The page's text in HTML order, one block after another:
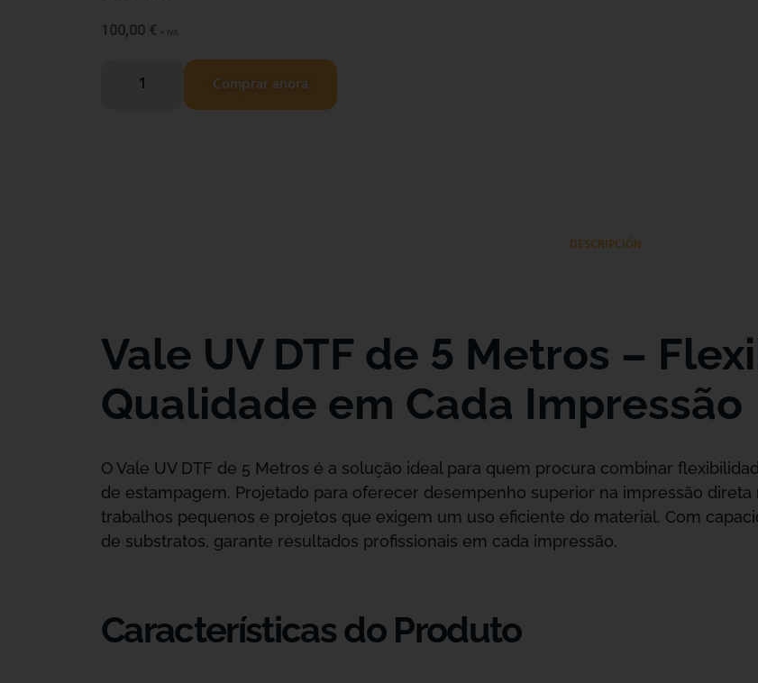
100,00 € + IVA
Comprar ahora
DESCRIPCIÓN
Vale UV DTF de 5 Metros –
Qualidade em Cada Impressão
O Vale UV DTF de 5 Metros é a solução ideal para quem procura combinar
de estampagem. Projetado para oferecer desempenho superior na impressão
trabalhos pequenos e projetos que exigem um uso eficiente do material. Com
de substratos, garante resultados profissionais em cada impressão.
Características do Produto